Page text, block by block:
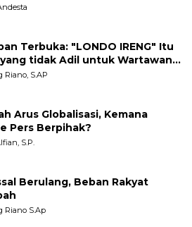
Terbuka: "LONDO IRENG" Itu
Wartawan,
dan LSM
Riano, S.AP
Arus Globalisasi, Kemana
Pers Berpihak?
S.P.
Berulang, Beban Rakyat
Riano S.Ap